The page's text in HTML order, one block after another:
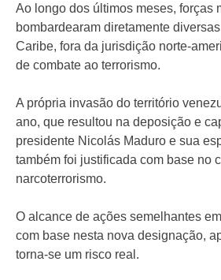
Ao longo dos últimos meses, forças
bombardearam diretamente
Caribe, fora da jurisdição norte-
de combate ao terrorismo.
A própria invasão do território
ano, que resultou na deposição e
presidente Nicolás Maduro e sua
também foi justificada com base no
narcoterrorismo.
O alcance de ações semelhantes
com base nesta nova designação,
torna-se um risco real.